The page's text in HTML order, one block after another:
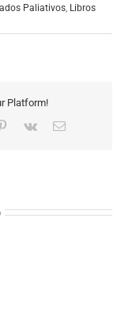
Paliativos Libros
Platform!
Pinterest
Vk
Correo